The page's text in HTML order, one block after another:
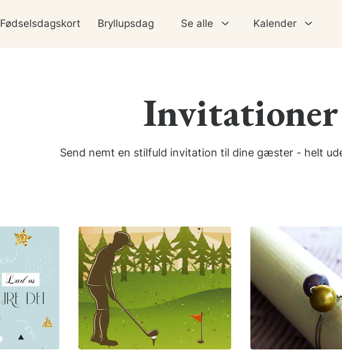
Fødselsdagskort Bryllupsdag Se alle Kalender
Invitationer
Send nemt en stilfuld invitation til dine gæster - helt